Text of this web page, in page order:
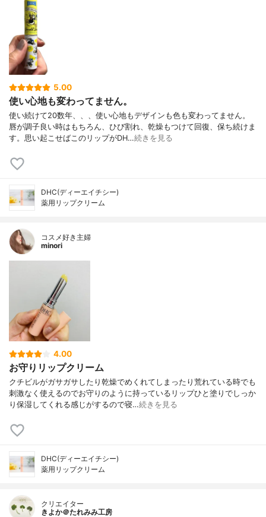
5.00
使い心地も変わってません。
使い続けて20数年、、、使い心地もデザインも色も変わってません。
唇が調子良い時はもちろん、ひび割れ、乾燥もつけて回復、保ち続けま
す。思い起こせばこのリップがDH…続きを見る
DHC(ディーエイチシー)
薬用リップクリーム
コスメ好き主婦
minori
4.00
お守りリップクリーム
クチビルがガサガサしたり乾燥でめくれてしまったり荒れている時でも
刺激なく使えるのでお守りのように持っているリップひと塗りでしっか
り保湿してくれる感じがするので寝…続きを見る
DHC(ディーエイチシー)
薬用リップクリーム
クリエイター
きよか＠たれみみ工房